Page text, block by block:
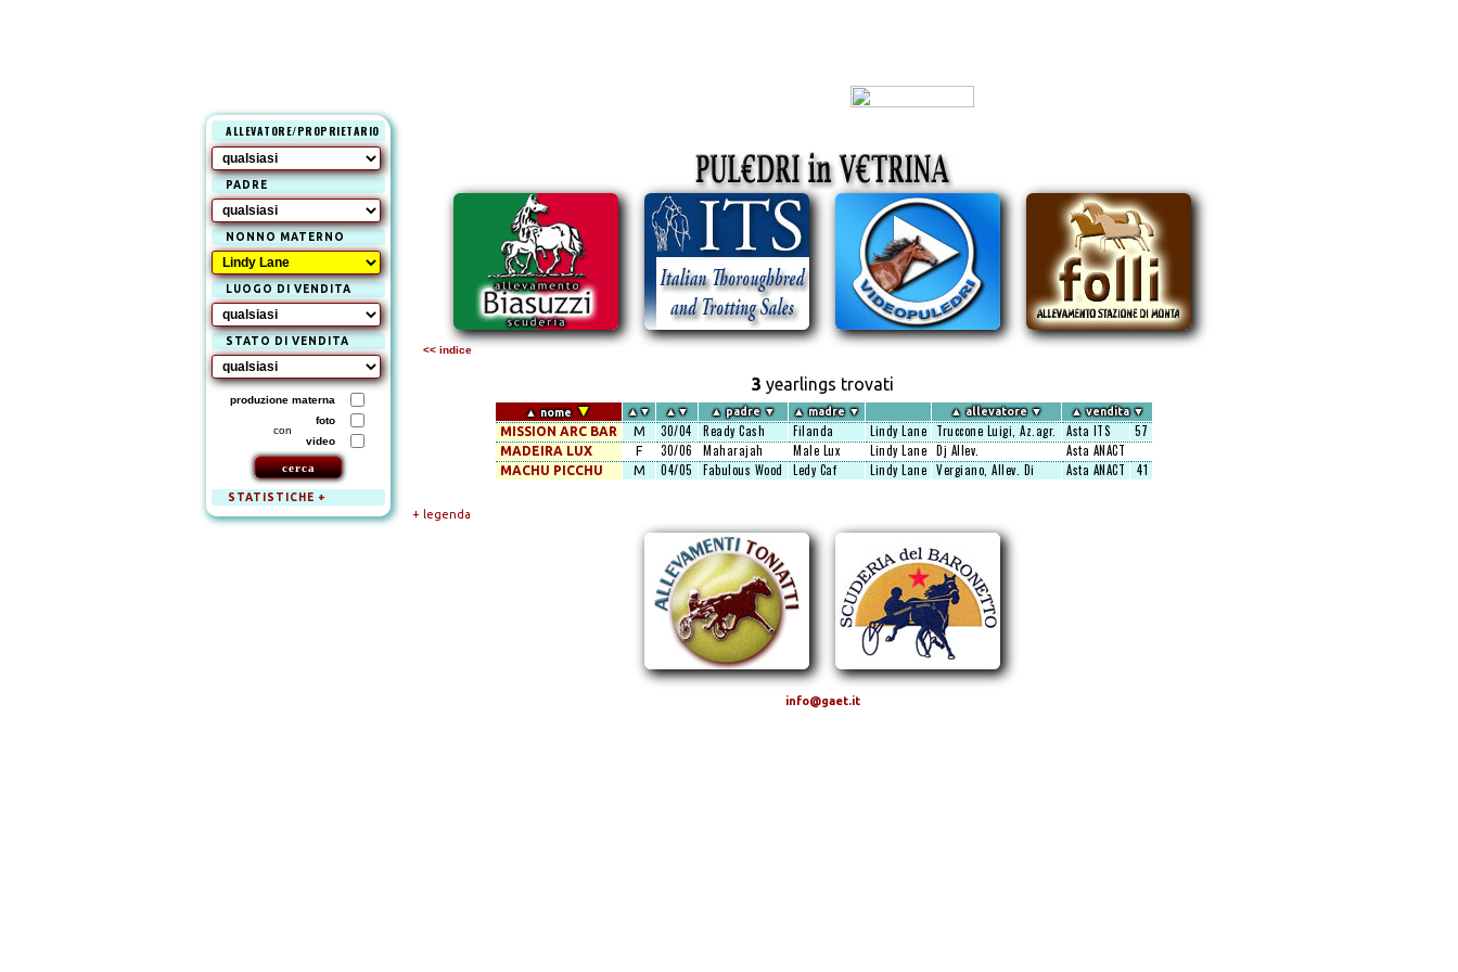
ALLEVATORE/PROPRIETARIO
PADRE
NONNO MATERNO
LUOGO DI VENDITA
STATO DI VENDITA
produzione materna
con
foto
video
STATISTICHE +
<< indice
3 yearlings trovati
▲ nome ▼ ▲▼ ▲▼ ▲ padre ▼ ▲ madre ▼ ▲ allevatore ▼ ▲vendita▼
MISSION ARC BAR M 30/04 Ready Cash Filanda Lindy Lane Truccone Luigi, Az.agr. Asta ITS 57
MADEIRA LUX F 30/06 Maharajah Male Lux Lindy Lane Dj Allev. Asta ANACT
MACHU PICCHU M 04/05 Fabulous Wood Ledy Caf Lindy Lane Vergiano, Allev. Di Asta ANACT 41
+ legenda
info@gaet.it